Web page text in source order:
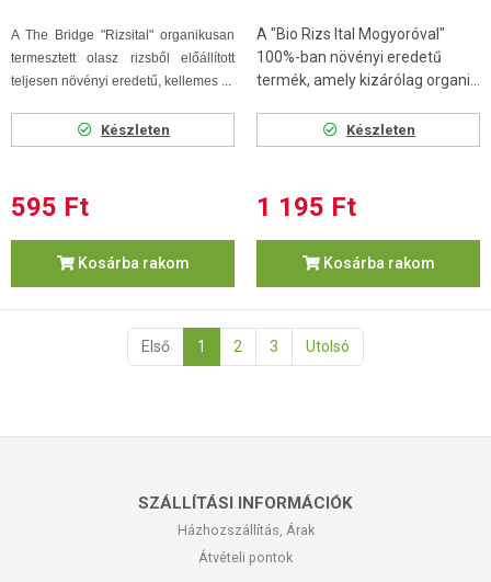
A The Bridge "Rizsital" organikusan
termesztett olasz rizsből előállított
teljesen növényi eredetű, kellemes ...
Készleten
595 Ft
Kosárba rakom
A "Bio Rizs Ital Mogyoróval"
100%-ban növényi eredetű
termék, amely kizárólag organi...
Készleten
1 195 Ft
Kosárba rakom
Első 1 2 3 Utolsó
SZÁLLÍTÁSI INFORMÁCIÓK
Házhozszállítás, Árak
Átvételi pontok